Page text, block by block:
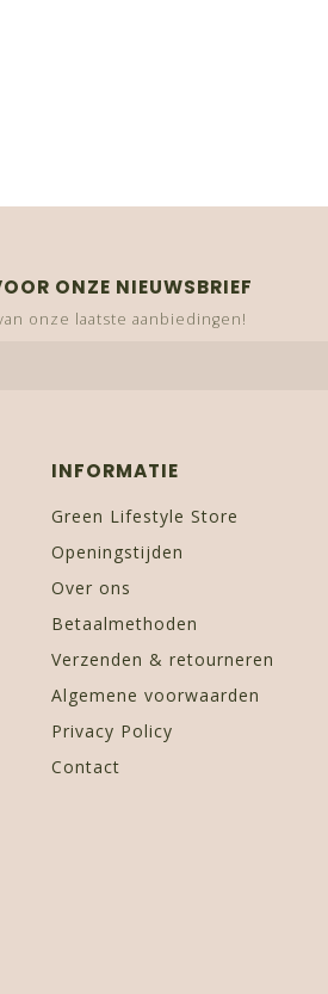
ONZE NIEUWSBRIEF
onze laatste aanbiedingen!
INFORMATIE
Green Lifestyle Store
Openingstijden
Over ons
Betaalmethoden
Verzenden & retourneren
Algemene voorwaarden
Privacy Policy
Contact